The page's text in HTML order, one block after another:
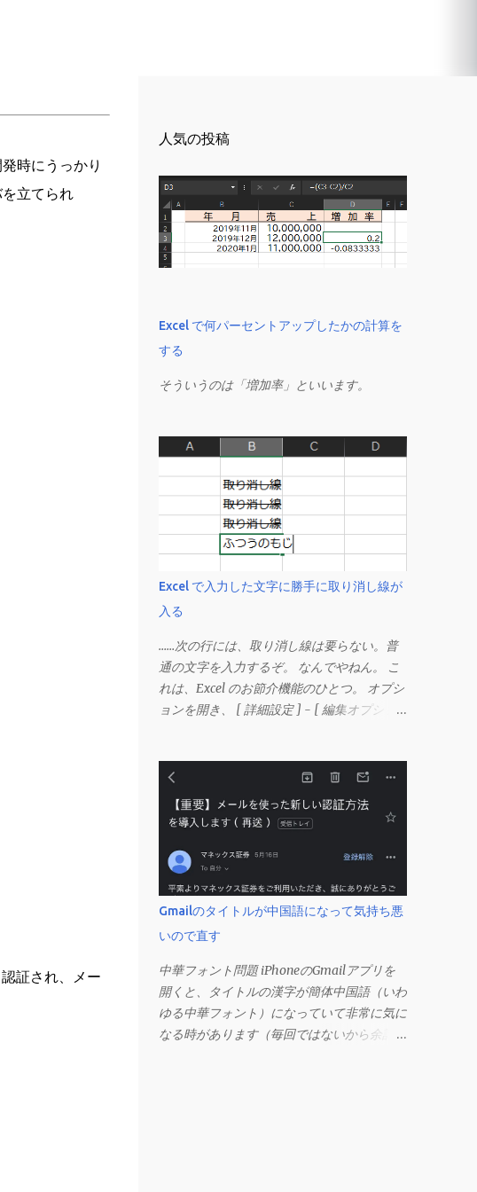
時にうっかり
立てられ
証され、メー
人気の投稿
Excel で何パーセントアップしたかの計算を
する
そういうのは「増加率」といいます。
Excel で入力した文字に勝手に取り消し線が
入る
……次の行には、取り消し線は要らない。普
通の文字を入力するぞ。 なんでやねん。 こ
れは、Excel のお節介機能のひとつ。 オプシ
ョンを開き、 [ 詳細設定 ] - [ 編集オプショ
能は、同じ形式（この場合は取り消し線）が
3 行以上続いた際、次のセルにも自動的に同
じセルの形式を適用するオプションのようで
（取り消し線の書式がないセル）をコピーし
大丈夫です。 Mac の場合、画面上部にある
メニューの「Excel」をクリックして環境設
定を開きます（「command + , （カン
マ）」 でも開きます）。 「編集」を開きま
す。 「編集オプション」にあります。
Gmailのタイトルが中国語になって気持ち悪
いので直す
中華フォント問題 iPhoneのGmailアプリを
開くと、タイトルの漢字が簡体中国語（いわ
ゆる中華フォント）になっていて非常に気に
なる時があります（毎回ではないから余計に